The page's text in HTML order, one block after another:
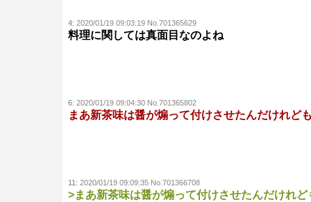
4: 2020/01/19 09:03:19 No.701365629
料理に関しては真面目なのよね
6: 2020/01/19 09:04:30 No.701365802
まあ新茶味は醤が煽って付けさせたんだけれど
11: 2020/01/19 09:09:35 No.701366708
>まあ新茶味は醤が煽って付けさせたんだけれど